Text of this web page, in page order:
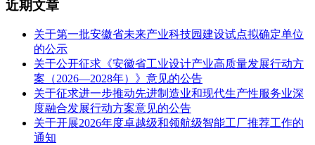
近期文章
关于第一批安徽省未来产业科技园建设试点拟确定单位
的公示
关于公开征求《安徽省工业设计产业高质量发展行动方
案（2026—2028年）》意见的公告
关于征求进一步推动先进制造业和现代生产性服务业深
度融合发展行动方案意见的公告
关于开展2026年度卓越级和领航级智能工厂推荐工作的
通知